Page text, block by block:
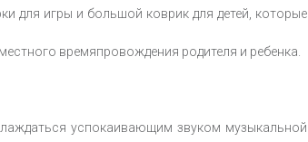
для игры и большой коврик для детей, которые
времяпровождения родителя и ребенка.
успокаивающим звуком музыкальной